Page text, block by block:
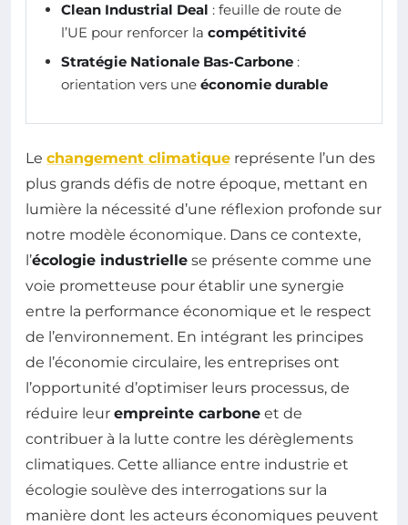
Clean Industrial Deal : feuille de route de
l’UE pour renforcer la compétitivité
Stratégie Nationale Bas-Carbone :
orientation vers une économie durable
Le changement climatique représente l’un des
plus grands défis de notre époque, mettant en
lumière la nécessité d’une réflexion profonde sur
notre modèle économique. Dans ce contexte,
l’écologie industrielle se présente comme une
voie prometteuse pour établir une synergie
entre la performance économique et le respect
de l’environnement. En intégrant les principes
de l’économie circulaire, les entreprises ont
l’opportunité d’optimiser leurs processus, de
réduire leur empreinte carbone et de
contribuer à la lutte contre les dérèglements
climatiques. Cette alliance entre industrie et
écologie soulève des interrogations sur la
manière dont les acteurs économiques peuvent